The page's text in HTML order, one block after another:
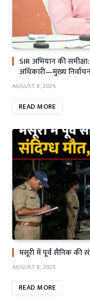
SIR अभियान की
अधिकारी—मुख्य
AUGUST 8, 2026
READ MORE
मसूरी में पूर्व सैनिक की
AUGUST 8, 2026
READ MORE